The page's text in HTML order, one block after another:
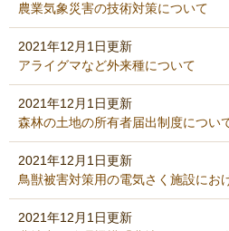
農業気象災害の技術対策について
2021年12月1日更新
アライグマなど外来種について
2021年12月1日更新
森林の土地の所有者届出制度につい
2021年12月1日更新
鳥獣被害対策用の電気さく施設にお
2021年12月1日更新